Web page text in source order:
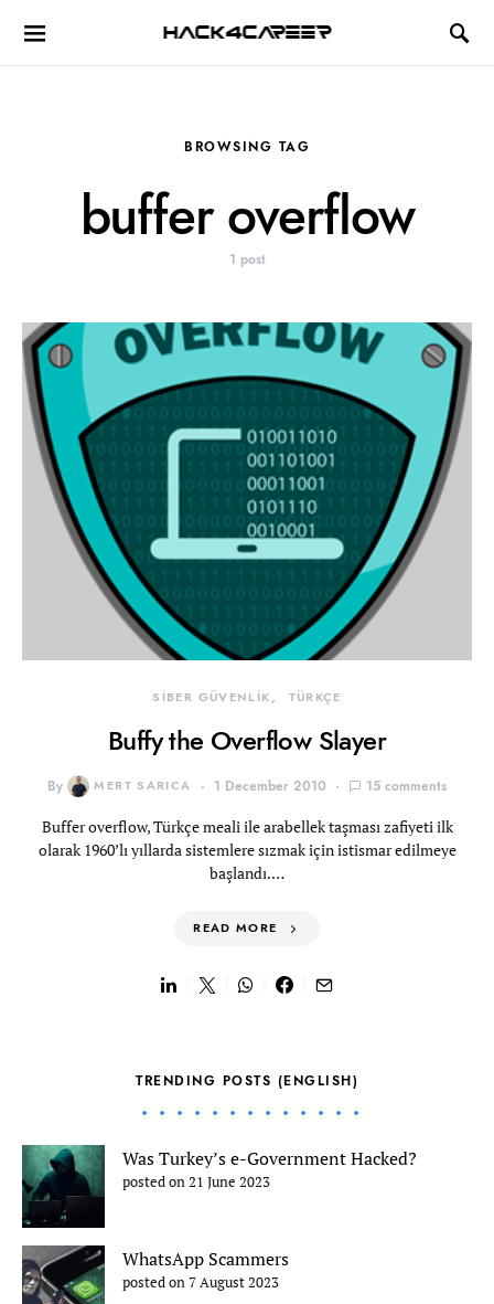
Hack4Career
BROWSING TAG
buffer overflow
1 post
SİBER GÜVENLİK TÜRKÇE
Buffy the Overflow Slayer
By MERT SARICA 1 December 2010 15 comments
Buffer overflow, Türkçe meali ile arabellek taşması zafiyeti ilk
olarak 1960’lı yıllarda sistemlere sızmak için istismar edilmeye
başlandı.…
READ MORE
TRENDING POSTS (ENGLISH)
Was Turkey’s e-Government Hacked?
posted on 21 June 2023
WhatsApp Scammers
posted on 7 August 2023